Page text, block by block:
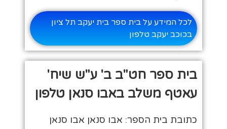
לכל המידע על בית ספר בית יעקב תל ציון
בכוכב יעקב טלפון
בית ספר חט"ב ב' ע"ש שיח'
עאטף משלב באבו סנאן טלפון
כתובת בית הספר: אבו סנאן אבו סנאן